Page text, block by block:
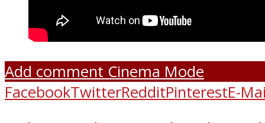
Add comment Cinema Mode
FacebookTwitterRedditPinterestE-